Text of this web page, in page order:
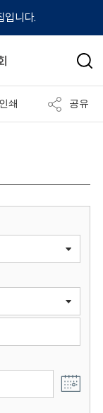
입니다.
검
인쇄 공유